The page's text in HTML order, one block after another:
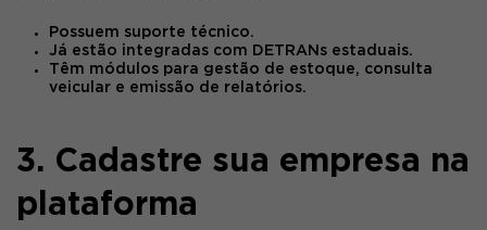
Possuem suporte técnico.
Já estão integradas com DETRANs estaduais.
Têm módulos para gestão de estoque, consulta
veicular e emissão de relatórios.
3. Cadastre sua empresa na
plataforma